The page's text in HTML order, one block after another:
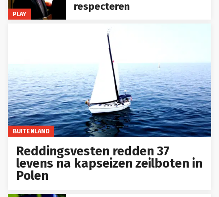
PLAY
respecteren
BUITENLAND
Reddingsvesten redden 37
levens na kapseizen zeilboten in
Polen